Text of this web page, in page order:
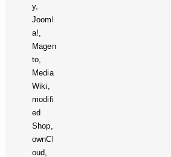
y,
Jooml
a!,
Magen
to,
Media
Wiki,
modifi
ed
Shop,
ownCl
oud,